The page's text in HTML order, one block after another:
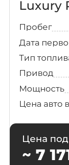
Luxury
Пробег
Тип
Привод
Мощность
Цена авто
Цена
~ 7